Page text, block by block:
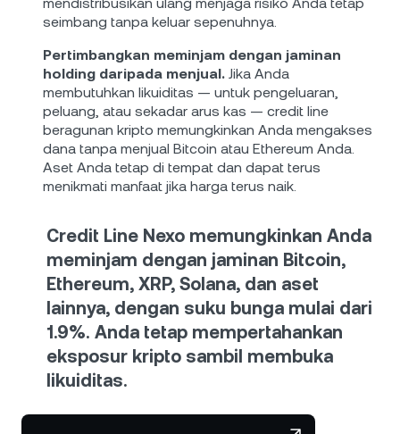
mendistribusikan ulang menjaga risiko Anda tetap
seimbang tanpa keluar sepenuhnya.
Pertimbangkan meminjam dengan jaminan
holding daripada menjual. Jika Anda
membutuhkan likuiditas — untuk pengeluaran,
peluang, atau sekadar arus kas — credit line
beragunan kripto memungkinkan Anda mengakses
dana tanpa menjual Bitcoin atau Ethereum Anda.
Aset Anda tetap di tempat dan dapat terus
menikmati manfaat jika harga terus naik.
Credit Line Nexo memungkinkan Anda
meminjam dengan jaminan Bitcoin,
Ethereum, XRP, Solana, dan aset
lainnya, dengan suku bunga mulai dari
1.9%. Anda tetap mempertahankan
eksposur kripto sambil membuka
likuiditas.